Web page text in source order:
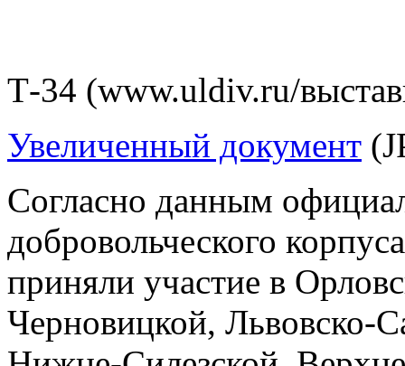
Т-34 (www.uldiv.ru/
Увеличенный документ
Согласно данным
добровольческого
приняли участие в
Черновицкой, Львовско-